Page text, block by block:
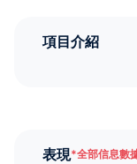
項目介紹
表現*全部信息數